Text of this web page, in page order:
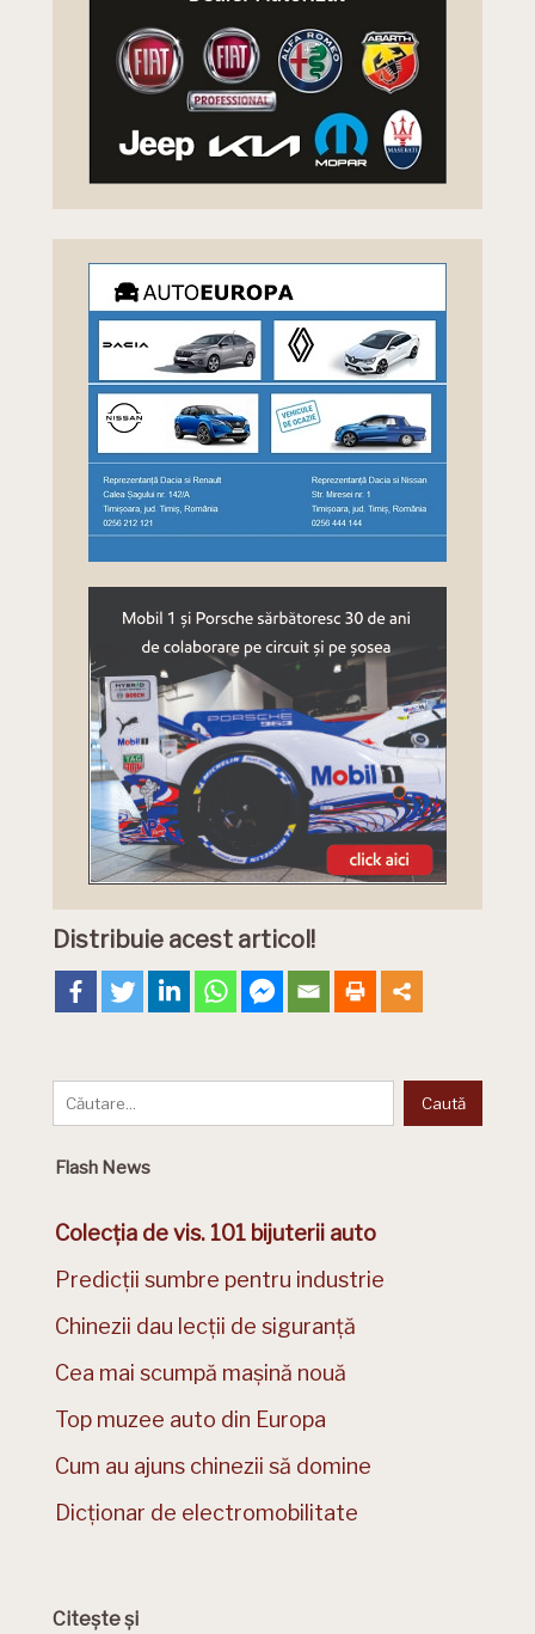
Distribuie acest articol!
Flash News
Colecția de vis. 101 bijuterii auto
Predicții sumbre pentru industrie
Chinezii dau lecții de siguranță
Cea mai scumpă mașină nouă
Top muzee auto din Europa
Cum au ajuns chinezii să domine
Dicționar de electromobilitate
Citește și